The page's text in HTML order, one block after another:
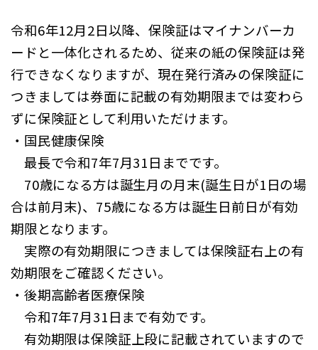
令和6年12月2日以降、保険証はマイナンバーカ
ードと一体化されるため、従来の紙の保険証は発
行できなくなりますが、現在発行済みの保険証に
つきましては券面に記載の有効期限までは変わら
ずに保険証として利用いただけます。
・国民健康保険
最長で令和7年7月31日までです。
70歳になる方は誕生月の月末(誕生日が1日の場
合は前月末)、75歳になる方は誕生日前日が有効
期限となります。
実際の有効期限につきましては保険証右上の有
効期限をご確認ください。
・後期高齢者医療保険
令和7年7月31日まで有効です。
有効期限は保険証上段に記載されていますので